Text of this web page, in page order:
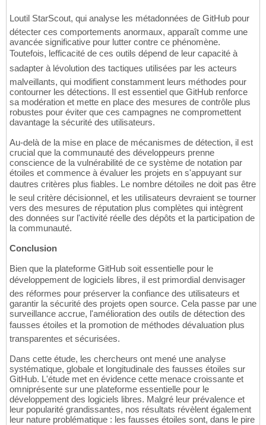
Loutil StarScout, qui analyse les métadonnées de GitHub pour
détecter ces comportements anormaux, apparaît comme une
avancée significative pour lutter contre ce phénomène.
Toutefois, lefficacité de ces outils dépend de leur capacité à
sadapter à lévolution des tactiques utilisées par les acteurs
malveillants, qui modifient constamment leurs méthodes pour
contourner les détections. Il est essentiel que GitHub renforce
sa modération et mette en place des mesures de contrôle plus
robustes pour éviter que ces campagnes ne compromettent
davantage la sécurité des utilisateurs.
Au-delà de la mise en place de mécanismes de détection, il est
crucial que la communauté des développeurs prenne
conscience de la vulnérabilité de ce système de notation par
étoiles et commence à évaluer les projets en s'appuyant sur
dautres critères plus fiables. Le nombre détoiles ne doit pas être
le seul critère décisionnel, et les utilisateurs devraient se tourner
vers des mesures de réputation plus complètes qui intègrent
des données sur l'activité réelle des dépôts et la participation de
la communauté.
Conclusion
Bien que la plateforme GitHub soit essentielle pour le
développement de logiciels libres, il est primordial denvisager
des réformes pour préserver la confiance des utilisateurs et
garantir la sécurité des projets open source. Cela passe par une
surveillance accrue, l'amélioration des outils de détection des
fausses étoiles et la promotion de méthodes dévaluation plus
transparentes et sécurisées.
Dans cette étude, les chercheurs ont mené une analyse
systématique, globale et longitudinale des fausses étoiles sur
GitHub. L'étude met en évidence cette menace croissante et
omniprésente sur une plateforme essentielle pour le
développement des logiciels libres. Malgré leur prévalence et
leur popularité grandissantes, nos résultats révèlent également
leur nature problématique : les fausses étoiles sont, dans le pire